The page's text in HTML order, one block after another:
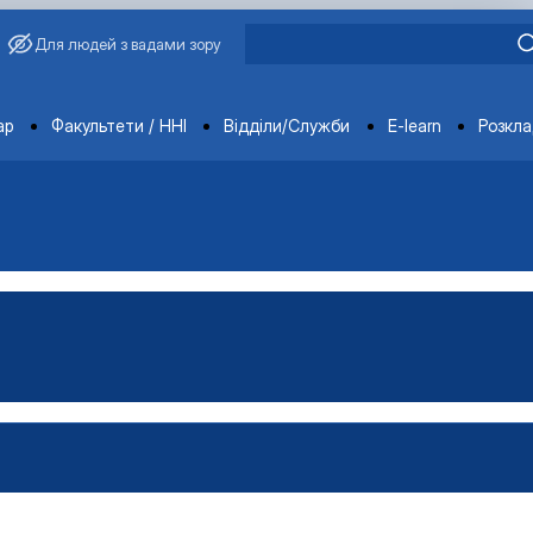
Для людей з вадами зору
Факультети / ННІ Відділи/Служби E-learn
Завадського
виробництвом»
і адміністрування"